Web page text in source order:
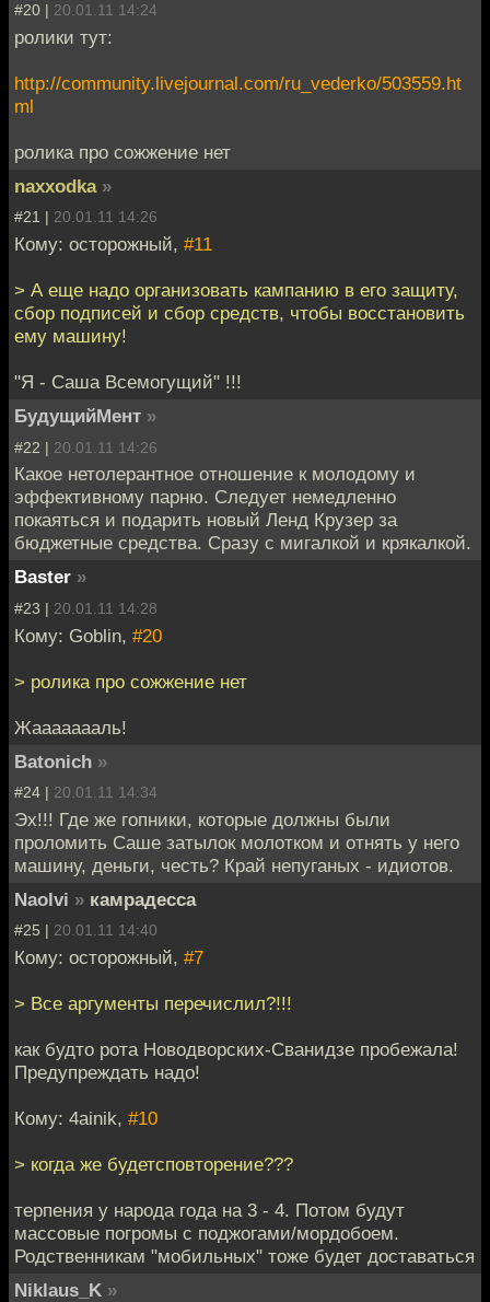
#20 | 20.01.11 14:24
ролики тут:
http://community.livejournal.com/ru_vederko/503559.ht
ml
ролика про сожжение нет
naxxodka »
#21 | 20.01.11 14:26
Кому: осторожный, #11
> А еще надо организовать кампанию в его защиту,
сбор подписей и сбор средств, чтобы восстановить
ему машину!
"Я - Саша Всемогущий" !!!
БудущийМент »
#22 | 20.01.11 14:26
Какое нетолерантное отношение к молодому и
эффективному парню. Следует немедленно
покаяться и подарить новый Ленд Крузер за
бюджетные средства. Сразу с мигалкой и крякалкой.
Baster »
#23 | 20.01.11 14:28
Кому: Goblin, #20
> ролика про сожжение нет
Жаааааааль!
Batonich »
#24 | 20.01.11 14:34
Эх!!! Где же гопники, которые должны были
проломить Саше затылок молотком и отнять у него
машину, деньги, честь? Край непуганых - идиотов.
Naolvi » камрадесса
#25 | 20.01.11 14:40
Кому: осторожный, #7
> Все аргументы перечислил?!!!
как будто рота Новодворских-Сванидзе пробежала!
Предупреждать надо!
Кому: 4ainik, #10
> когда же будетсповторение???
терпения у народа года на 3 - 4. Потом будут
массовые погромы с поджогами/мордобоем.
Родственникам "мобильных" тоже будет доставаться
Niklaus_K »